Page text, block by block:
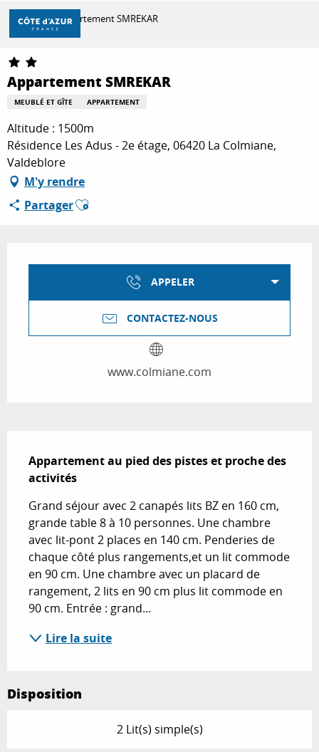
Aller
contenu
principal
DÉCOUVRIR
À FAIRE
SÉJOURNER
Accueil Appartement SMREKAR
Appartement SMREKAR
MEUBLÉ ET GÎTE APPARTEMENT
Altitude : 1500m
Résidence Les Adus - 2e étage, 06420 La Colmiane,
Valdeblore
M'y rendre
PartagerAjouter aux favoris
APPELER
CONTACTEZ-NOUS
www.colmiane.com
Appartement au pied des pistes et proche des
activités
Grand séjour avec 2 canapés lits BZ en 160 cm,
grande table 8 à 10 personnes. Une chambre
avec lit-pont 2 places en 140 cm. Penderies de
chaque côté plus rangements,et un lit commode
en 90 cm. Une chambre avec un placard de
rangement, 2 lits en 90 cm plus lit commode en
90 cm. Entrée : grand...
Lire la suite
Disposition
2 Lit(s) simple(s)